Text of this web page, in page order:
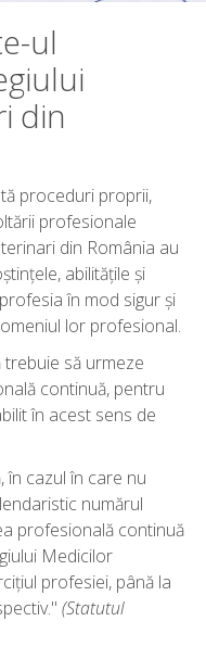
ul
din
proceduri proprii,
profesionale
din România au
abilitățile și
în mod sigur și
lor profesional.
să urmeze
continuă, pentru
în acest sens de
în cazul în care nu
numărul
profesională continuă
Medicilor
profesiei, până la
(Statutul